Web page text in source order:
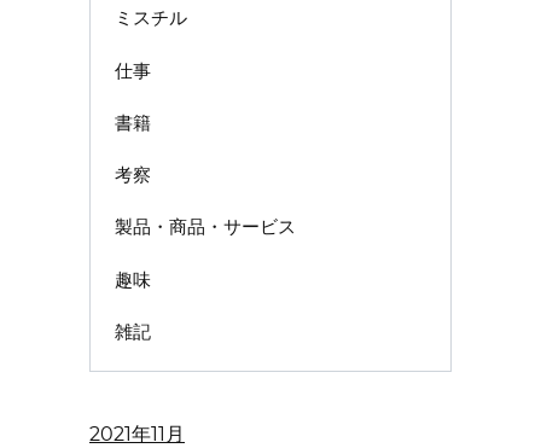
ミスチル
仕事
書籍
考察
製品・商品・サービス
趣味
雑記
2021年11月